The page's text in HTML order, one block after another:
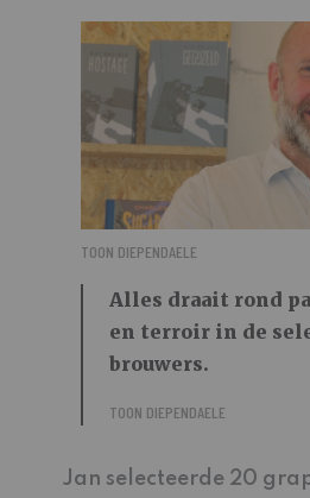
TOON DIEPENDAELE
Alles draait rond
en terroir in de
brouwers.
TOON DIEPENDAELE
Jan selecteerde 20